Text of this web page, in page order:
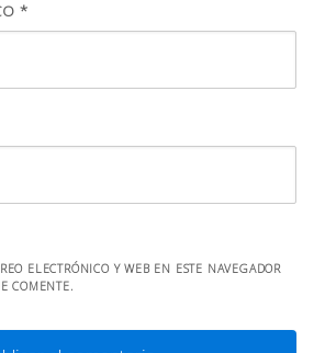
*
ELECTRÓNICO Y WEB EN ESTE NAVEGADOR
COMENTE.